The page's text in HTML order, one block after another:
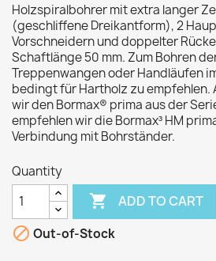
Holzspiralbohrer mit extra langer
(geschliffene Dreikantform), 2
Vorschneidern und doppelter
Schaftlänge 50 mm. Zum Bohren
Treppenwangen oder Handläufen
bedingt für Hartholz zu empfehlen.
wir den Bormax® prima aus der
empfehlen wir die Bormax³ HM
Verbindung mit Bohrständer.
Quantity
 ADD TO CART
 Out-of-Stock